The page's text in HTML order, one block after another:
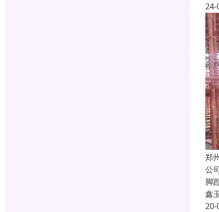
24-
郑
公
脚
鑫
20-